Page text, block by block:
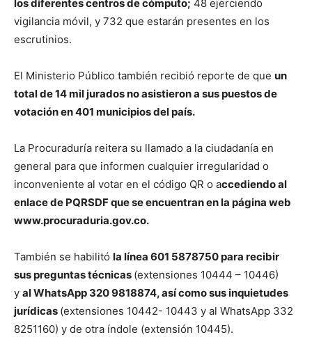
los diferentes centros de cómputo; 48 ejerciendo
vigilancia móvil, y 732 que estarán presentes en los
escrutinios.
El Ministerio Público también recibió reporte de que un
total de 14 mil jurados no asistieron a sus puestos de
votación en 401 municipios del país.
La Procuraduría reitera su llamado a la ciudadanía en
general para que informen cualquier irregularidad o
inconveniente al votar en el código QR o accediendo al
enlace de PQRSDF que se encuentran en la página web
www.procuraduria.gov.co.
También se habilitó la línea 601 5878750 para recibir
sus preguntas técnicas (extensiones 10444 – 10446)
y al WhatsApp 320 9818874, así como sus inquietudes
jurídicas (extensiones 10442- 10443 y al WhatsApp 332
8251160) y de otra índole (extensión 10445).